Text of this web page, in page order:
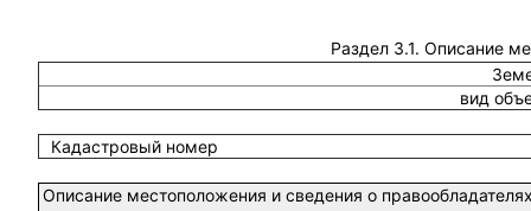
Раздел 3.1. Описание
вид
Кадастровый номер
Описание местоположения и сведения о